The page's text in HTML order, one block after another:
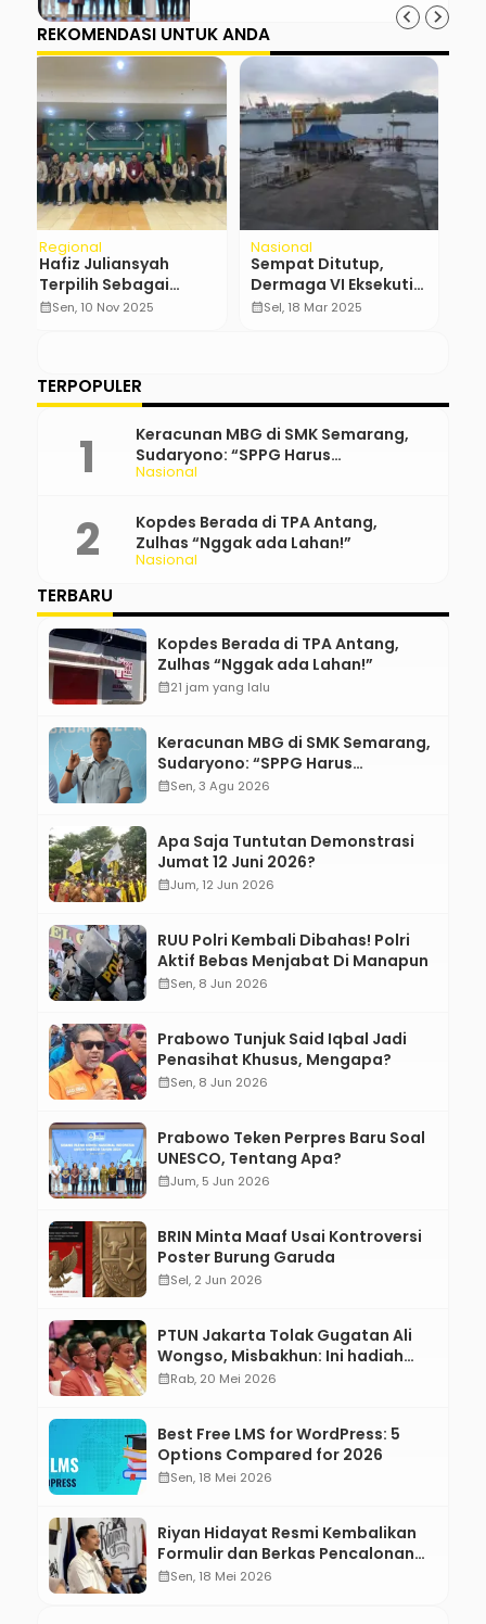
REKOMENDASI UNTUK ANDA
Nasional
Sempat Ditutup,
Dermaga VI Eksekutif
Merak Kembali
calendar_monthSel, 18 Mar 2025
Nasional
Verico Global
Solution Fasilitasi
900 Siswa SMA
calendar_monthMing, 9 Nov 2025
TERPOPULER
Nasional
Keracunan MBG di SMK Semarang,
Sudaryono: “SPPG Harus
Bertanggung Jawab!”
Nasional
Kopdes Berada di TPA Antang,
Zulhas “Nggak ada Lahan!”
TERBARU
Kopdes Berada di TPA Antang,
Zulhas “Nggak ada Lahan!”
calendar_month21 jam yang lalu
Keracunan MBG di SMK Semarang,
Sudaryono: “SPPG Harus
Bertanggung Jawab!”
calendar_monthSen, 3 Agu 2026
Apa Saja Tuntutan Demonstrasi
Jumat 12 Juni 2026?
calendar_monthJum, 12 Jun 2026
RUU Polri Kembali Dibahas! Polri
Aktif Bebas Menjabat Di Manapun
calendar_monthSen, 8 Jun 2026
Prabowo Tunjuk Said Iqbal Jadi
Penasihat Khusus, Mengapa?
calendar_monthSen, 8 Jun 2026
Prabowo Teken Perpres Baru Soal
UNESCO, Tentang Apa?
calendar_monthJum, 5 Jun 2026
BRIN Minta Maaf Usai Kontroversi
Poster Burung Garuda
calendar_monthSel, 2 Jun 2026
PTUN Jakarta Tolak Gugatan Ali
Wongso, Misbakhun: Ini hadiah
Ulang Tahun Ke-66 SOKSI
calendar_monthRab, 20 Mei 2026
Best Free LMS for WordPress: 5
Options Compared for 2026
calendar_monthSen, 18 Mei 2026
Riyan Hidayat Resmi Kembalikan
Formulir dan Berkas Pencalonan
Ketua Umum BM PAN 2026–2031
calendar_monthSen, 18 Mei 2026